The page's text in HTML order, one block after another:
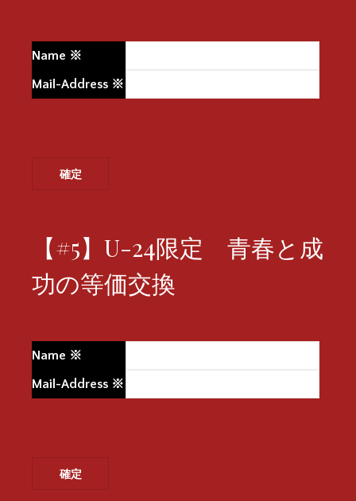
Name ※
Mail-Address ※
【#5】U-24限定 青春と成
功の等価交換
Name ※
Mail-Address ※